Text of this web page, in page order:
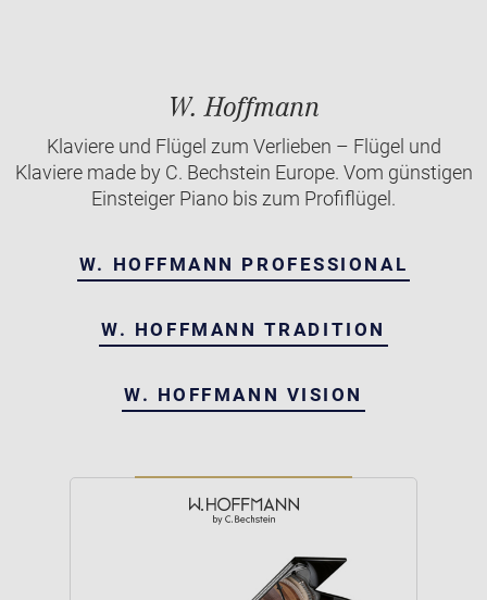
W. Hoffmann
Klaviere und Flügel zum Verlieben – Flügel und
Klaviere made by C. Bechstein Europe. Vom günstigen
Einsteiger Piano bis zum Profiflügel.
W. HOFFMANN PROFESSIONAL
W. HOFFMANN TRADITION
W. HOFFMANN VISION